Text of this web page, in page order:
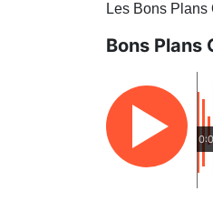
Les Bons
Bons Plans